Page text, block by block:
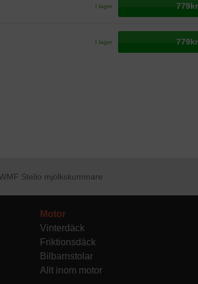
I lager 779kr
I lager 779kr
Stelio mjölkskummare
Motor
Vinterdäck
Friktionsdäck
Bilbarnstolar
Allt inom motor